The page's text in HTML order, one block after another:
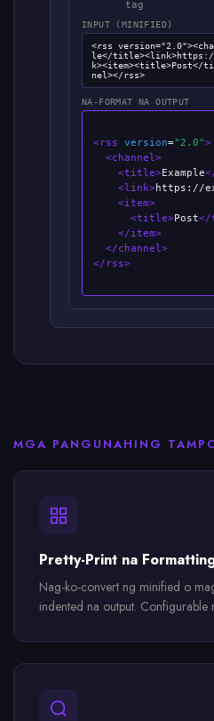
tag
INPUT (MINIFIED)
<rss
le</title><link>https://
k><item><title>Post</
nel></rss>
NA-FORMAT NA OUTPUT
<rss version="2.0">
<channel>
<title>Example
<link>https://
<item>
<title>Post
</item>
</channel>
</rss>
MGA PANGUNAHING
Pretty-Print na
Nag-ko-convert ng minified o
indented na output. Configurable